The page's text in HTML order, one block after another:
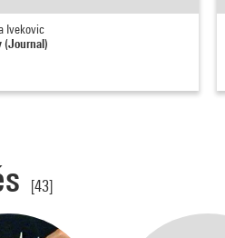
Ivekovic
(Journal)
[43]